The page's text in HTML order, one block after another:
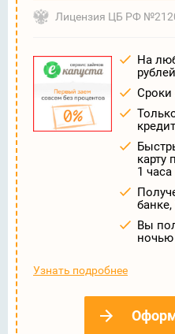
Лицензия ЦБ РФ
На
Сроки
карту
1 часа
Вы
ночью
Узнать подробнее